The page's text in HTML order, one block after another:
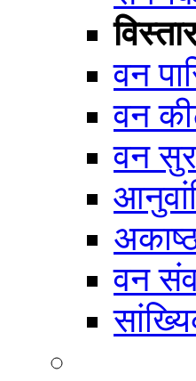
वन
वन
वन
वन